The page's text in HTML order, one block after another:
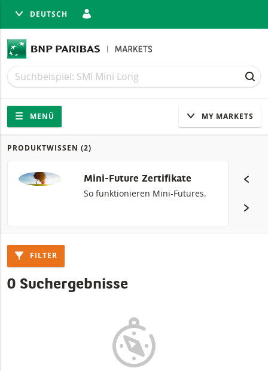
DEUTSCH
Suche
Suche
Navigation
Seitennavigation
MENÜ MY MARKETS
Produkte
PRODUKTWISSEN (2)
Mini-Future Zertifikate
So funktionieren Mini-Futures.
FILTER
0 Suchergebnisse